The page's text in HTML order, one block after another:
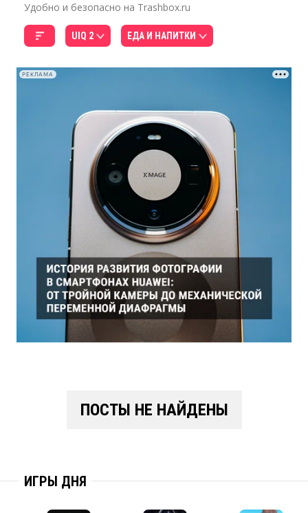
Удобно и безопасно на Trashbox.ru
UIQ 2 ЕДА И НАПИТКИ
РЕКЛАМА
ПОСТЫ НЕ НАЙДЕНЫ
ИГРЫ ДНЯ